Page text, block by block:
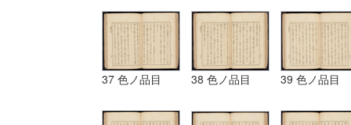
37 色ノ品目 38 色ノ品目 39 色ノ品目